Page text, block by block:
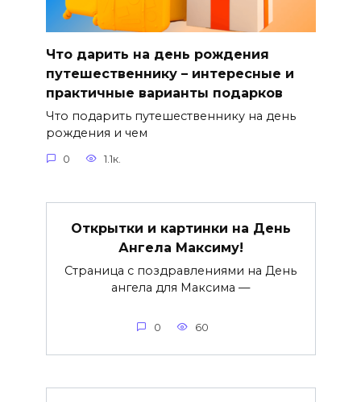
Что дарить на день рождения
путешественнику – интересные и
практичные варианты подарков
Что подарить путешественнику на день
рождения и чем
0 1.1к.
Открытки и картинки на День
Ангела Максиму!
Страница с поздравлениями на День
ангела для Максима —
0 60